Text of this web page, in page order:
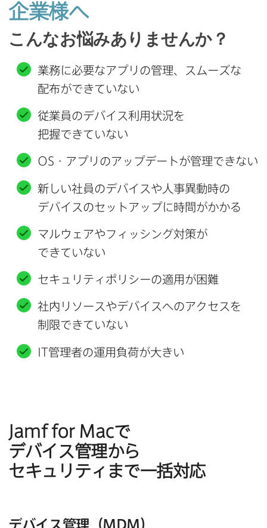
企業様へ
こんな​お悩み​ありませんか？
業務に​必要な​アプリの​管理、​スムーズな​
配布が​できていない
従業員の​デバイス利用状況を​
把握できていない
OS ・アプリの​アップデートが​管理できない
新しい​社員の​デバイスや​人事異動時の​
デバイスの​セットアップに​時間が​かかる
マルウェアや​フィッシング対策が​
できていない
セキュリティポリシーの​適用が​困難
社内リソースや​デバイスへの​アクセスを​
制限できていない
IT管理者の​運用負荷が​大きい
Jamf for Macで​
デバイス管理から​
セキュリティまで​一括対応
デバイス管理​（MDM）